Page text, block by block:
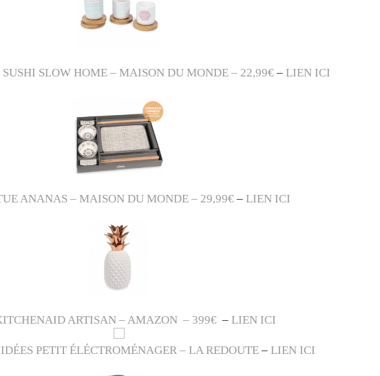
SUSHI SLOW HOME – MAISON DU MONDE – 22,99€ –LIEN ICI
ANANAS – MAISON DU MONDE – 29,99€ –LIEN ICI
ARTISAN – AMAZON – 399€ – LIEN ICI
PETIT ÉLÉCTROMÉNAGER – LA REDOUTE– LIEN ICI